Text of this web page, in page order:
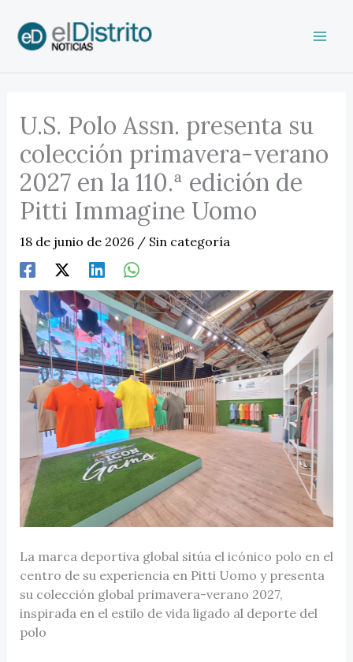
contenido
U.S. Polo Assn. presenta su
colección primavera-verano
2027 en la 110.ª edición de
Pitti Immagine Uomo
18 de junio de 2026 / Sin categoría
La marca deportiva global sitúa el icónico polo en el
centro de su experiencia en Pitti Uomo y presenta
su colección global primavera-verano 2027,
inspirada en el estilo de vida ligado al deporte del
polo